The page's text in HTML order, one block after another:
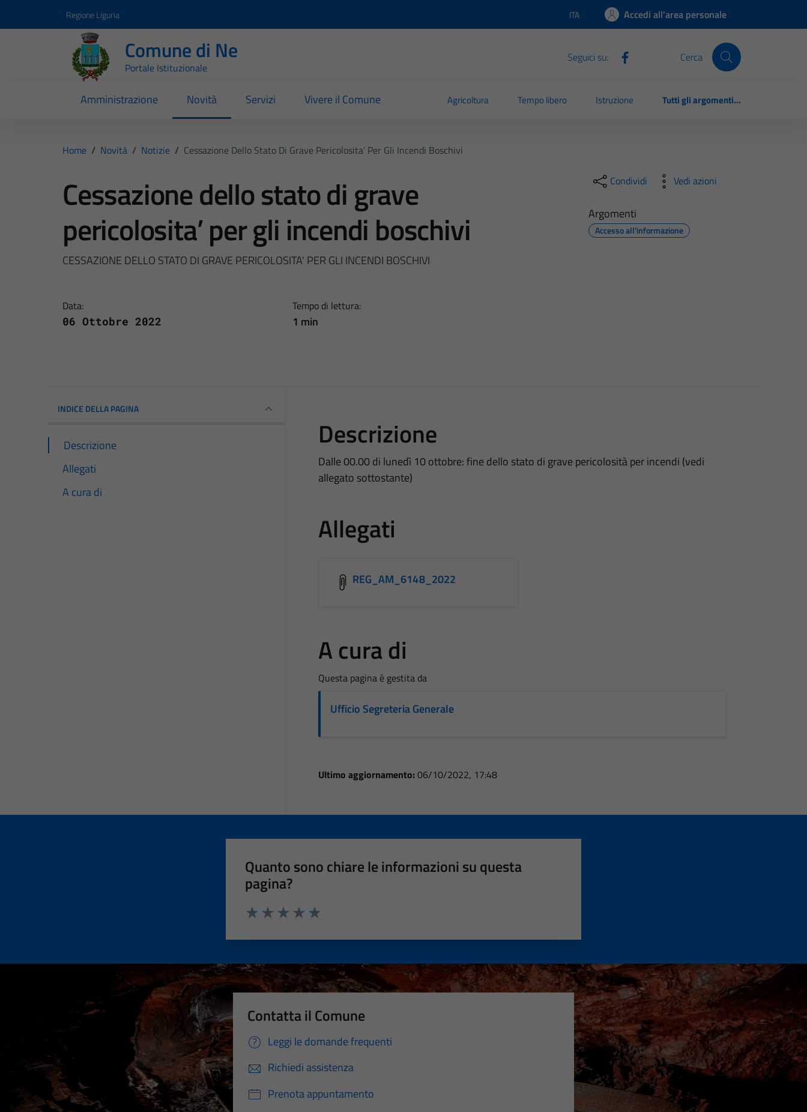
Regione Liguria Lingua attiva:
ITA Accedi all'area personale
Comune di Ne
Portale Istituzionale
Seguici su: Cerca
Amministrazione Novità Servizi Vivere il Comune Agricoltura Tempo libero Istruzione Tutti gli argomenti...
Home / Novità / Notizie / Cessazione Dello Stato Di Grave Pericolosita’ Per Gli Incendi Boschivi
Cessazione dello stato di grave
pericolosita’ per gli incendi boschivi
CESSAZIONE DELLO STATO DI GRAVE PERICOLOSITA' PER GLI INCENDI BOSCHIVI
Data:
06 Ottobre 2022
Tempo di lettura:
1 min
Condividi Vedi azioni
Argomenti
Accesso all'informazione
INDICE DELLA PAGINA
Descrizione
Allegati
A cura di
Descrizione
Dalle 00.00 di lunedì 10 ottobre: fine dello stato di grave pericolosità per incendi (vedi
allegato sottostante)
Allegati
REG_AM_6148_2022
A cura di
Questa pagina è gestita da
Ufficio Segreteria Generale
Ultimo aggiornamento: 06/10/2022, 17:48
Quanto sono chiare le informazioni su questa
pagina?
Contatta il Comune
Leggi le domande frequenti
Richiedi assistenza
Prenota appuntamento